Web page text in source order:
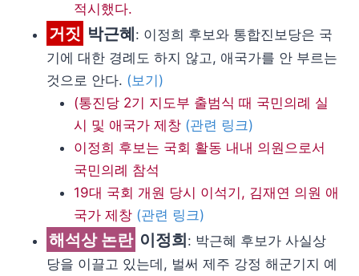
적시했다.
거짓 박근혜: 이정희 후보와 통합진보당은 국
기에 대한 경례도 하지 않고, 애국가를 안 부르는
것으로 안다. (보기)
(통진당 2기 지도부 출범식 때 국민의례 실
시 및 애국가 제창 (관련 링크)
이정희 후보는 국회 활동 내내 의원으로서
국민의례 참석
19대 국회 개원 당시 이석기, 김재연 의원 애
국가 제창 (관련 링크)
해석상 논란 이정희: 박근혜 후보가 사실상
당을 이끌고 있는데, 벌써 제주 강정 해군기지 예